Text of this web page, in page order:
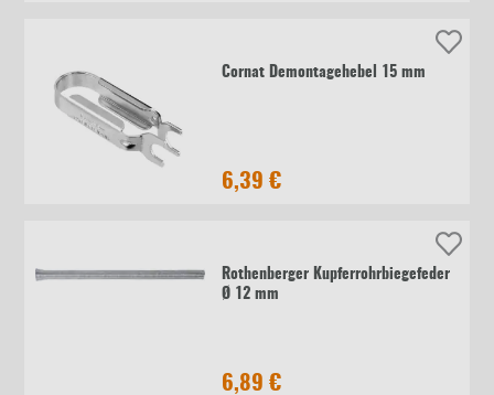
Cornat Demontagehebel 15 mm
6,39 €
Rothenberger Kupferrohrbiegefeder
Ø 12 mm
6,89 €